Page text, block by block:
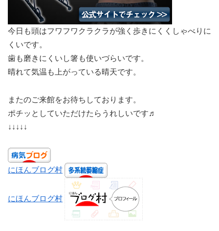
今日も頭はフワフワクラクラが強く歩きにくくしゃべりに
くいです。
歯も磨きにくいし箸も使いづらいです。
晴れて気温も上がっている晴天です。
またのご来館をお待ちしております。
ポチッとしていただけたらうれしいです♬
↓↓↓↓↓
にほんブログ村
にほんブログ村